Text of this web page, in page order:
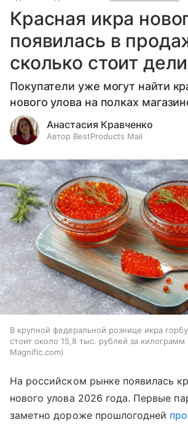
Красная икра
появилась в
сколько стоит
Покупатели уже могут найти
нового улова на полках
Анастасия Кравченко
Автор BestProducts Mail
В крупной федеральной рознице икра
стоит около 15,8 тыс. рублей за килограмм
Magnific.com
На российском рынке появилась
нового улова 2026 года. Первые
заметно дороже прошлогодней